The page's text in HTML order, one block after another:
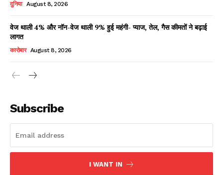
दुनिया August 8, 2026
वेज थाली 4% और नॉन-वेज थाली 9% हुई महंगी- प्याज, तेल, गैस कीमतों ने बढ़ाई
लागत
कारोबार August 8, 2026
Subscribe
I WANT IN